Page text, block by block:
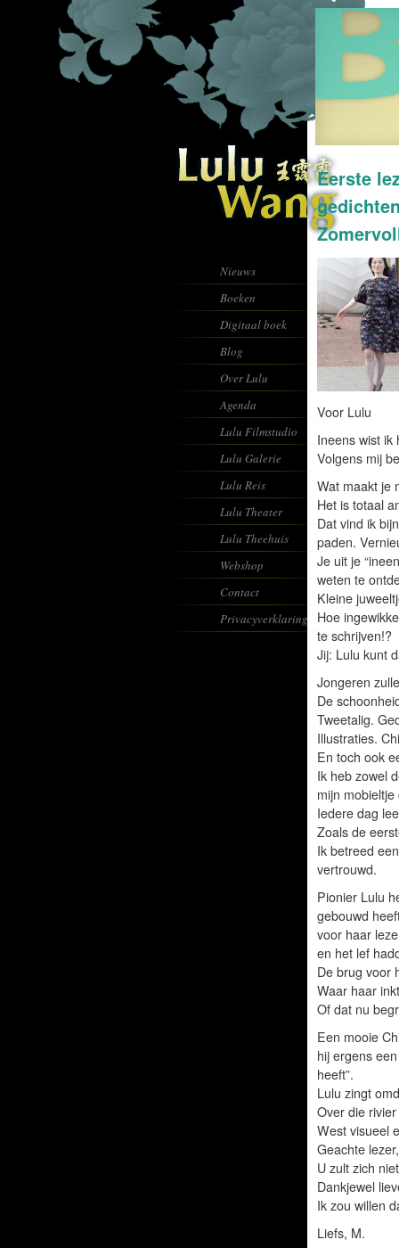
Nieuws
Boeken
Digitaal boek
Blog
Over Lulu
Agenda
Lulu Filmstudio
Lulu Galerie
Lulu Reis
Lulu Theater
Lulu Theehuis
Webshop
Contact
Privacyverklaring
Eerste
Voor Lulu
Ineens wist ik
Volgens mij
Wat maakt je
Het is totaal
Dat vind ik
paden.
Je uit je
weten te
Kleine
Hoe
te schrijven!?
Jij: Lulu kunt
Jongeren
De
Tweetalig.
Illustraties.
En toch ook
Ik heb zowel
mijn
Iedere dag
Zoals de
Ik betreed
vertrouwd.
Pionier Lulu
gebouwd
voor haar
en het lef
De brug voor
Waar haar
Of dat nu
Een mooie
hij ergens
heeft”.
Lulu zingt
Over die
West visueel
Geachte
U zult zich
Dankjewel
Ik zou willen
Liefs, M.